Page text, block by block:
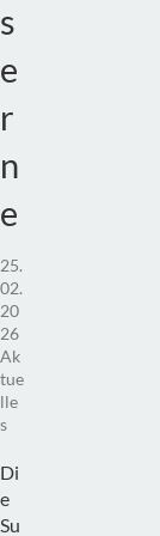
s
e
r
n
e
25.
02.
20
26
Ak
tue
lle
s
Di
e
Su